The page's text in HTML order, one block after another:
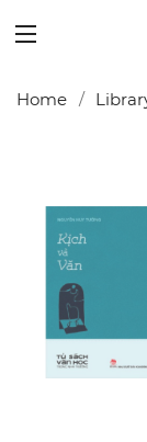
Home